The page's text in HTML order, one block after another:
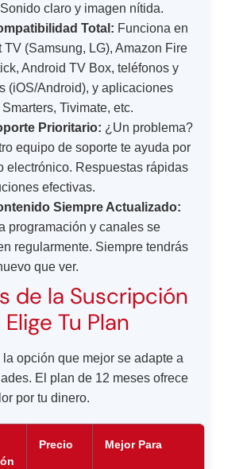
claro y imagen nítida.
Total: Funciona en
TV (Samsung, LG), Amazon Fire
Android TV Box, teléfonos y
(iOS/Android), y aplicaciones
Tivimate, etc.
Prioritario: ¿Un problema?
equipo de soporte te ayuda por
electrónico. Respuestas rápidas
efectivas.
Siempre Actualizado:
programación y canales se
regularmente. Siempre tendrás
que ver.
de la Suscripción
Tu Plan
opción que mejor se adapte a
El plan de 12 meses ofrece
por tu dinero.
Precio Mejor Para